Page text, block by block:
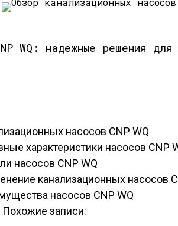
насосов CNP WQ
характеристики насосов CNP
насосов CNP WQ
канализационных насосов
насосов CNP WQ
Похожие записи: